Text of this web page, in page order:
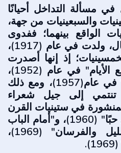
مسألة التداخل أحيانًا
والسبعينيات من جهة،
الواقع بينهما؛ ففدوى
طوقان، على سبيل المثال، ولدت في عام (1917)،
إذ إنها أصدرت
ديوانها الأول " وحدي مع الأيام" في عام (1952)،
وديوانها الثاني "وجدتها" في عام(1957)، ومع ذلك
تنتمي إلى جيل شعراء
في ستينيات القرن
العشرين، وهي: "أعطني حبًا" (1960)، و"أمام الباب
المغلق" (1967)، و"الليل والفرسان" (1969)،